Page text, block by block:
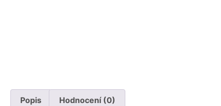
Popis Hodnocení (0)